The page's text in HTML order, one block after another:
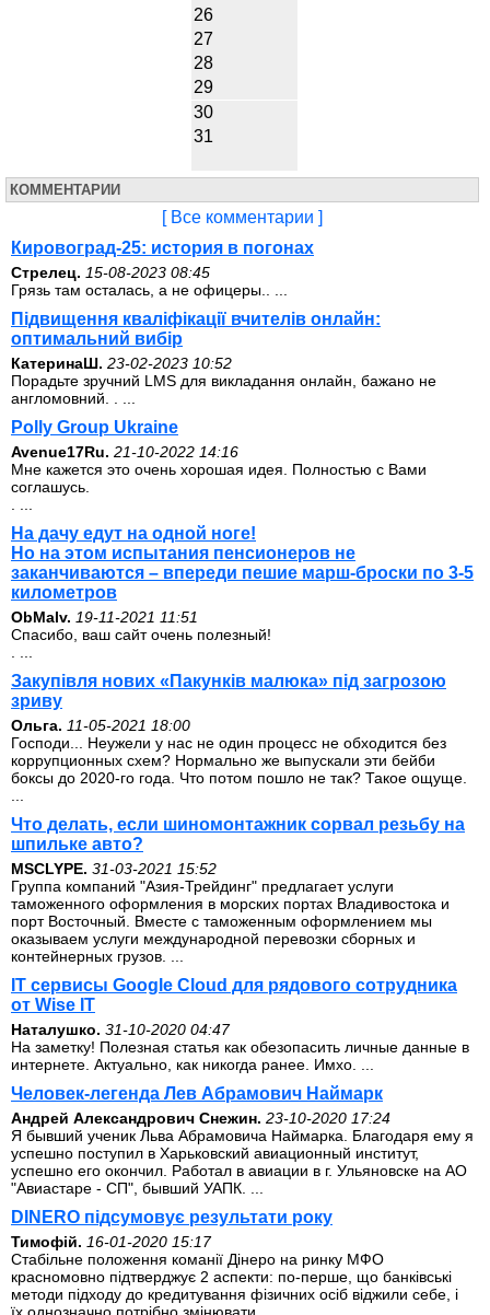
26
27
28
29
30
31
КОММЕНТАРИИ
[ Все комментарии ]
Кировоград-25: история в погонах
Стрелец. 15-08-2023 08:45
Грязь там осталась, а не офицеры.. ...
Підвищення кваліфікації вчителів онлайн:
оптимальний вибір
КатеринаШ. 23-02-2023 10:52
Порадьте зручний LMS для викладання онлайн, бажано не
англомовний. . ...
Polly Group Ukraine
Avenue17Ru. 21-10-2022 14:16
Мне кажется это очень хорошая идея. Полностью с Вами
соглашусь.
На дачу едут на одной ноге!
Но на этом испытания пенсионеров не
заканчиваются – впереди пешие марш-броски по 3-5
километров
ОbMalv. 19-11-2021 11:51
Спасибо, ваш сайт очень полезный!
Закупівля нових «Пакунків малюка» під загрозою
зриву
Ольга. 11-05-2021 18:00
Господи... Неужели у нас не один процесс не обходится без
коррупционных схем? Нормально же выпускали эти бейби
боксы до 2020-го года. Что потом пошло не так? Такое ощуще.
Что делать, если шиномонтажник сорвал резьбу на
шпильке авто?
MSCLYPE. 31-03-2021 15:52
Группа компаний "Азия-Трейдинг" предлагает услуги
таможенного оформления в морских портах Владивостока и
порт Восточный. Вместе с таможенным оформлением мы
оказываем услуги международной перевозки сборных и
контейнерных грузов. ...
IT сервисы Google Cloud для рядового сотрудника
от Wise IT
Наталушко. 31-10-2020 04:47
На заметку! Полезная статья как обезопасить личные данные в
интернете. Актуально, как никогда ранее. Имхо. ...
Человек-легенда Лев Абрамович Наймарк
Андрей Александрович Снежин. 23-10-2020 17:24
Я бывший ученик Льва Абрамовича Наймарка. Благодаря ему я
успешно поступил в Харьковский авиационный институт,
успешно его окончил. Работал в авиации в г. Ульяновске на АО
"Авиастаре - СП", бывший УАПК. ...
DINERO підсумовує результати року
Тимофій. 16-01-2020 15:17
Стабільне положення команії Дінеро на ринку МФО
красномовно підтверджує 2 аспекти: по-перше, що банківські
методи підходу до кредитування фізичних осіб віджили себе, і